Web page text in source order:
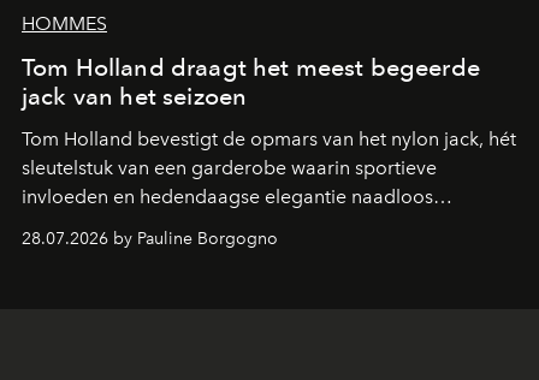
HOMMES
Tom Holland draagt het meest begeerde
jack van het seizoen
Tom Holland bevestigt de opmars van het nylon jack, hét
sleutelstuk van een garderobe waarin sportieve
invloeden en hedendaagse elegantie naadloos
samenkomen.
28.07.2026 by Pauline Borgogno